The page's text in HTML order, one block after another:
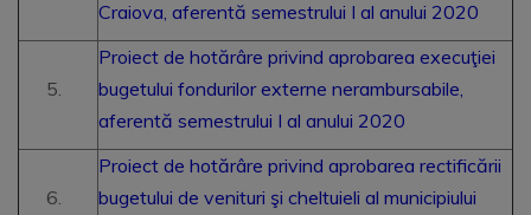
Craiova, aferentă semestrului I al anului 2020
Proiect de hotărâre privind aprobarea execuţiei
bugetului fondurilor externe nerambursabile,
aferentă semestrului I al anului 2020
Proiect de hotărâre privind aprobarea rectificării
bugetului de venituri şi cheltuieli al municipiului